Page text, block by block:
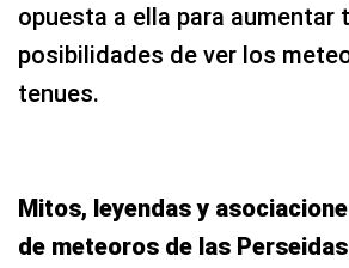
opuesta a ella para aumentar
posibilidades de ver los
tenues.
Mitos, leyendas y
de meteoros de las Perseidas